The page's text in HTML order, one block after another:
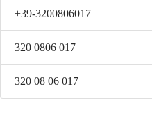
+39-3200806017
320 0806 017
320 08 06 017